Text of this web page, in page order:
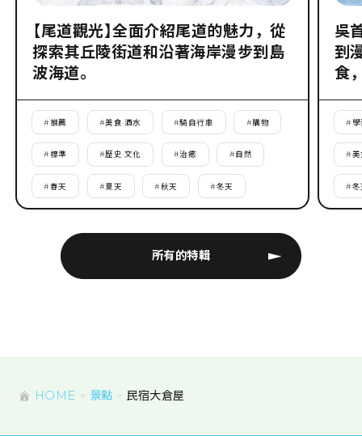
所有的特輯
【尾道觀光】全面介紹尾道的魅力，從
探索其丘陵街道和沿著海岸漫步到島
波海道。
#推薦 #美食·酒水 #騎自行車 #購物
#標準 #歷史·文化 #治癒 #自然
#春天 #夏天 #秋天 #冬天
吳
到
食
# 學
#美
#冬
HOME 景點 民宿大倉屋